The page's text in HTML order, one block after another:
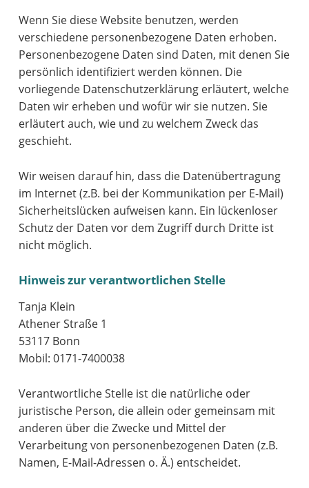
Wenn Sie diese Website benutzen, werden
verschiedene personenbezogene Daten erhoben.
Personenbezogene Daten sind Daten, mit denen Sie
persönlich identifiziert werden können. Die
vorliegende Datenschutzerklärung erläutert, welche
Daten wir erheben und wofür wir sie nutzen. Sie
erläutert auch, wie und zu welchem Zweck das
geschieht.
Wir weisen darauf hin, dass die Datenübertragung
im Internet (z.B. bei der Kommunikation per E-Mail)
Sicherheitslücken aufweisen kann. Ein lückenloser
Schutz der Daten vor dem Zugriff durch Dritte ist
nicht möglich.
Hinweis zur verantwortlichen Stelle
Tanja Klein
Athener Straße 1
53117 Bonn
Mobil: 0171-7400038
Verantwortliche Stelle ist die natürliche oder
juristische Person, die allein oder gemeinsam mit
anderen über die Zwecke und Mittel der
Verarbeitung von personenbezogenen Daten (z.B.
Namen, E-Mail-Adressen o. Ä.) entscheidet.